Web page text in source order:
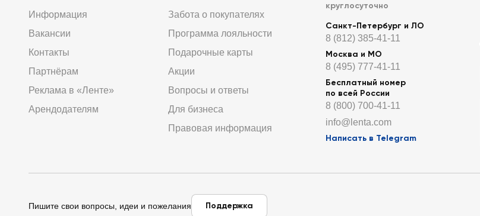
Информация
Вакансии
Контакты
Партнёрам
Реклама в «Ленте»
Арендодателям
Забота о покупателях
Программа лояльности
Подарочные карты
Акции
Вопросы и ответы
Для бизнеса
Правовая информация
круглосуточно
Санкт-Петербург и ЛО
8 (812) 385-41-11
Москва и МО
8 (495) 777-41-11
Бесплатный номер
по всей России
8 (800) 700-41-11
info@lenta.com
Написать в Telegram
Пишите свои вопросы, идеи и пожелания Поддержка